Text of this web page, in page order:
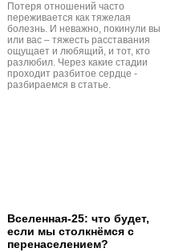
Потеря отношений часто
переживается как тяжелая
болезнь. И неважно, покинули вы
или вас – тяжесть расставания
ощущает и любящий, и тот, кто
разлюбил. Через какие стадии
проходит разбитое сердце -
разбираемся в статье.
Вселенная-25: что будет,
если мы столкнёмся с
перенаселением?